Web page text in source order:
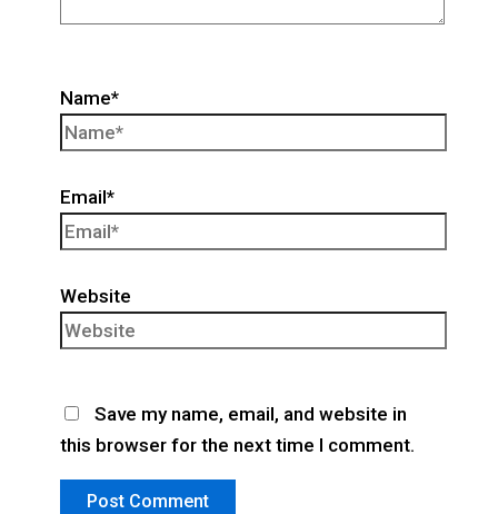
Name*
Email*
Website
Save my name, email, and website in
this browser for the next time I comment.